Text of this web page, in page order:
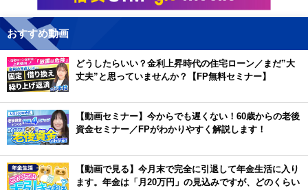
おすすめ動画
どうしたらいい？金利上昇時代の住宅ローン／まだ”大
丈夫”と思っていませんか？【FP無料セミナー】
【動画セミナー】今からでも遅くない！60歳からの老後
資金セミナー／FPがわかりやすく解説します！
【動画で見る】今月末で完全に引退して年金生活に入り
ます。年金は「月20万円」の見込みですが、どのくらい